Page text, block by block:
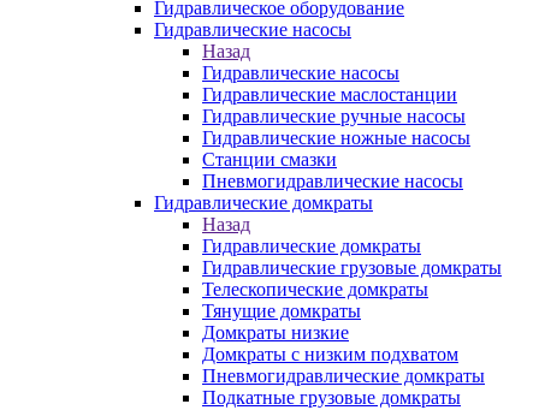
Гидравлическое оборудование
Гидравлические насосы
Назад
Гидравлические насосы
Гидравлические маслостанции
Гидравлические ручные насосы
Гидравлические ножные насосы
Станции смазки
Пневмогидравлические насосы
Гидравлические домкраты
Назад
Гидравлические домкраты
Гидравлические грузовые домкраты
Телескопические домкраты
Тянущие домкраты
Домкраты низкие
Домкраты с низким подхватом
Пневмогидравлические домкраты
Подкатные грузовые домкраты